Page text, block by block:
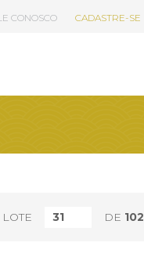
CONOSCO CADASTRE-SE
LOTE DE 102